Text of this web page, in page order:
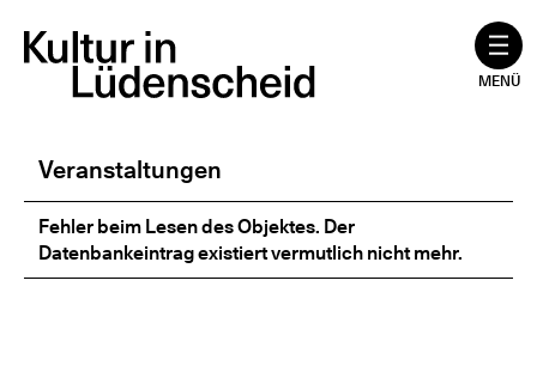
Inhalt
springen
MENÜ
Veranstaltungen
Fehler beim Lesen des Objektes. Der
Datenbankeintrag existiert vermutlich nicht mehr.